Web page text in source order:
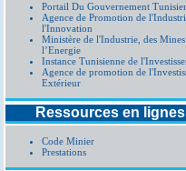
Portail Du Gouvernement
Agence de Promotion de
l'Innovation
Ministère de l'Industrie, des
l’Energie
Instance Tunisienne de
Agence de promotion de
Extérieur
Ressources en lignes
Code Minier
Prestations